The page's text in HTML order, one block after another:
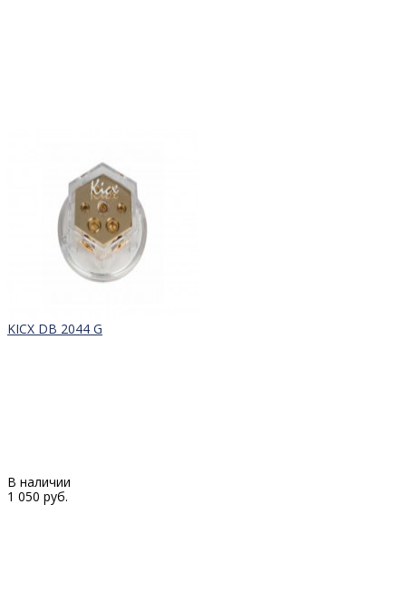
KICX DB 2044 G
В наличии
1 050 руб.